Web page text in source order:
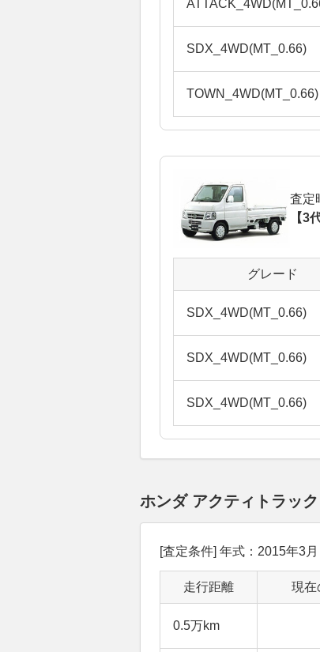
SDX_4WD(MT_0.66)
TOWN_4WD(MT_0.66)
査定
【3
グレード
SDX_4WD(MT_0.66)
SDX_4WD(MT_0.66)
SDX_4WD(MT_0.66)
ホンダ アクティトラッ
[査定条件] 年式：2015年3
走行距離 現在
0.5万km